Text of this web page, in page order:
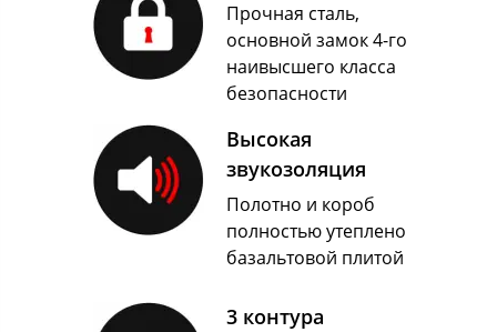
Высокая
звукозоляция
Прочная сталь,
основной замок 4-го
наивысшего класса
безопасности
Полотно и короб
полностью утеплено
базальтовой плитой
3 контура